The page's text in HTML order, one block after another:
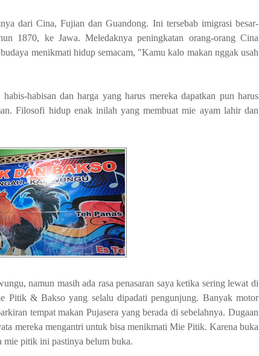
dari Cina, Fujian dan Guandong. Ini tersebab imigrasi besar-
1870, ke Jawa. Meledaknya peningkatan orang-orang Cina
menikmati hidup semacam, "Kamu kalo makan nggak usah
habisan dan harga yang harus mereka dapatkan pun harus
Filosofi hidup enak inilah yang membuat mie ayam lahir dan
namun masih ada rasa penasaran saya ketika sering lewat di
Pitik & Bakso yang selalu dipadati pengunjung. Banyak motor
tempat makan Pujasera yang berada di sebelahnya. Dugaan
mereka mengantri untuk bisa menikmati Mie Pitik. Karena buka
mie pitik ini pastinya belum buka.